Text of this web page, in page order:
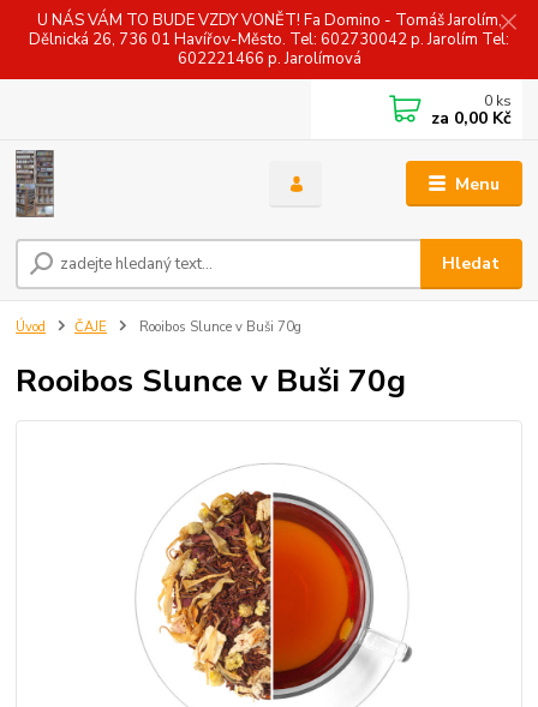
U NÁS VÁM TO BUDE VZDY VONĚT! Fa Domino - Tomáš Jarolím,
Dělnická 26, 736 01 Havířov-Město. Tel: 602730042 p. Jarolím Tel:
602221466 p. Jarolímová
Menu
Hledat
0 ks
za 0,00 Kč
Úvod ČAJE Rooibos Slunce v Buši 70g
Rooibos Slunce v Buši 70g